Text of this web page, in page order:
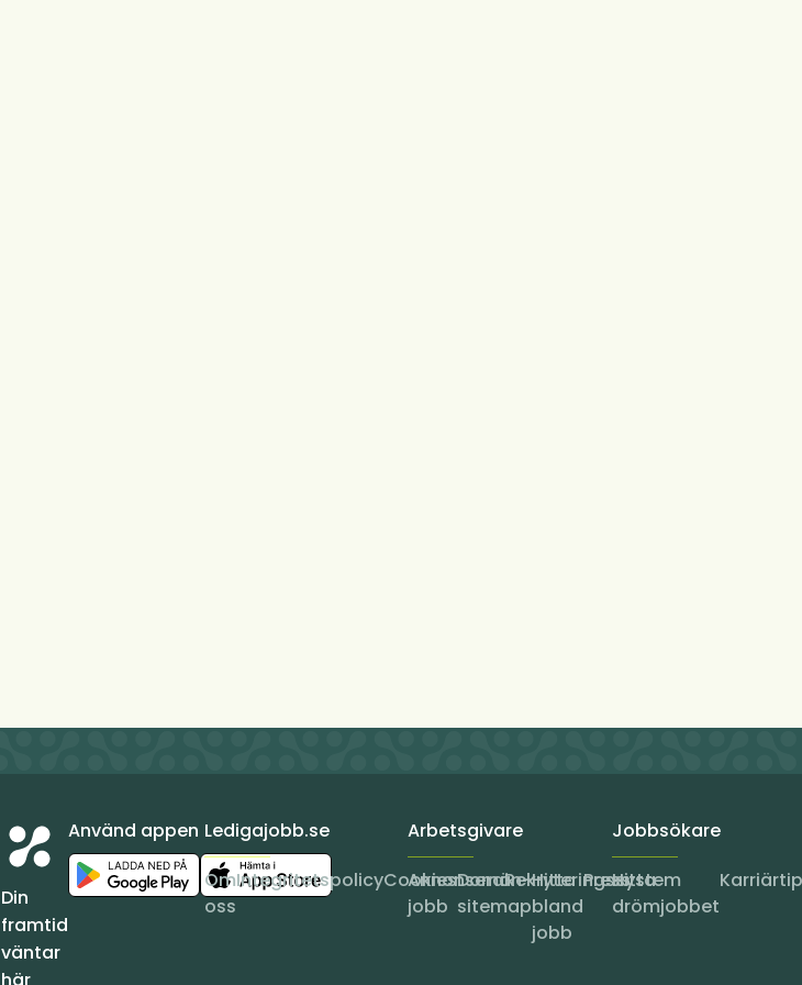
Din
framtid
väntar
Använd appen Ledigajobb.se
Om
oss
IntegritetspolicyCookiesDomän-
sitemap
Hitta
bland
jobb
Press
Arbetsgivare
Annonsera
jobb
Rekryteringssystem
Jobbsökare
Hitta
drömjobbet